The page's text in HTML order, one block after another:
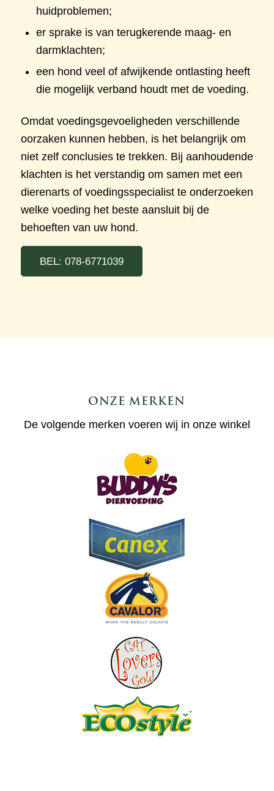
huidproblemen;
er sprake is van terugkerende maag- en
darmklachten;
een hond veel of afwijkende ontlasting heeft
die mogelijk verband houdt met de voeding.
Omdat voedingsgevoeligheden verschillende
oorzaken kunnen hebben, is het belangrijk om
niet zelf conclusies te trekken. Bij aanhoudende
klachten is het verstandig om samen met een
dierenarts of voedingsspecialist te onderzoeken
welke voeding het beste aansluit bij de
behoeften van uw hond.
BEL: 078-6771039
ONZE MERKEN
De volgende merken voeren wij in onze winkel